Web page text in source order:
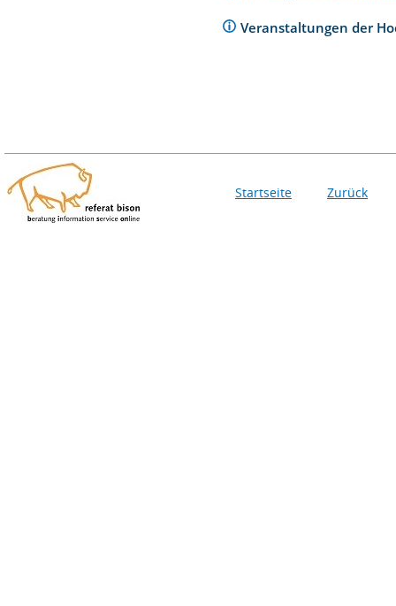
Veranstaltungen der
Startseite Zurück